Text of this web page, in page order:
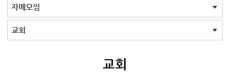
교회학교
청년부
청장년부
형제모임
자매모임
기타모임
어르신모임
영재과학반
신학원
자매모임 전체
교회
교회